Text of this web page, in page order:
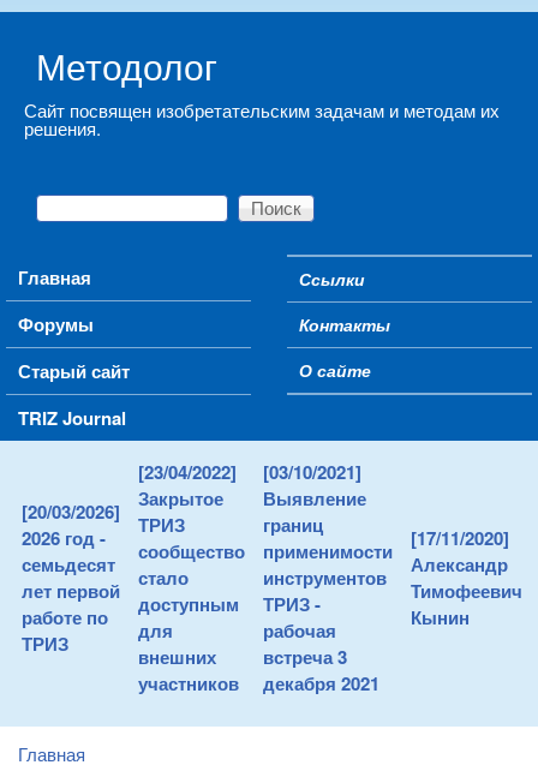
Методолог
Сайт посвящен изобретательским задачам и методам их
решения.
Форма поиска
Поиск
Main menu
Главная
Форумы
Старый сайт
TRIZ Journal
Secondary menu
Ссылки
Контакты
О сайте
[20/03/2026]
2026 год -
семьдесят
лет первой
работе по
ТРИЗ
[23/04/2022]
Закрытое
ТРИЗ
сообщество
стало
доступным
для
внешних
участников
[03/10/2021]
Выявление
границ
применимости
инструментов
ТРИЗ -
рабочая
встреча 3
декабря 2021
[17/11/2020]
Александр
Тимофеевич
Кынин
Главная